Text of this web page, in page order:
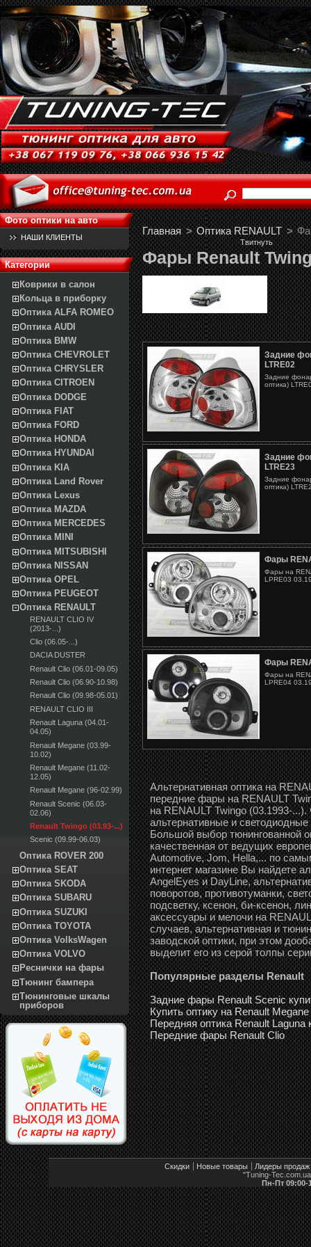
Фото оптики на авто
НАШИ КЛИЕНТЫ
Категории
Коврики в салон
Кольца в приборку
Оптика ALFA ROMEO
Оптика AUDI
Оптика BMW
Оптика CHEVROLET
Оптика CHRYSLER
Оптика CITROEN
Оптика DODGE
Оптика FIAT
Оптика FORD
Оптика HONDA
Оптика HYUNDAI
Оптика KIA
Оптика Land Rover
Оптика Lexus
Оптика MAZDA
Оптика MERCEDES
Оптика MINI
Оптика MITSUBISHI
Оптика NISSAN
Оптика OPEL
Оптика PEUGEOT
Оптика RENAULT
RENAULT CLIO IV
(2013-...)
Clio (06.05-...)
DACIA DUSTER
Renault Clio (06.01-09.05)
Renault Clio (06.90-10.98)
Renault Clio (09.98-05.01)
RENAULT CLIO III
Renault Laguna (04.01-
04.05)
Renault Megane (03.99-
10.02)
Renault Megane (11.02-
12.05)
Renault Megane (96-02.99)
Renault Scenic (06.03-
02.06)
Renault Twingo (03.93-...)
Scenic (09.99-06.03)
Оптика ROVER 200
Оптика SEAT
Оптика SKODA
Оптика SUBARU
Оптика SUZUKI
Оптика TOYOTA
Оптика VolksWagen
Оптика VOLVO
Реснички на фары
Тюнинг бампера
Тюнинговые шкалы
приборов
Главная > Оптика RENAULT >
Твитнуть
Фары Renault
Задние
LTRE02
Задние
оптика)
Задние
LTRE23
Задние
оптика)
Фары
Фары на
LPRE03
Фары
Фары на
LPRE04
Альтернативная оптика на
передние фары на RENAULT
на RENAULT Twingo (03.1993-
альтернативные и
Большой выбор тюнингованной
качественная от ведущих
Automotive, Jom, Hella,... по
интернет магазине Вы найдете
AngelEyes и DayLine,
поворотов, противотуманки,
подсветку, ксенон, би-ксенон,
аксессуары и мелочи на
случаев, альтернативная и
заводской оптики, при этом
выделит его из серой толпы
Популярные разделы Renault
Задние фары Renault Scenic
Купить оптику на Renault Megane
Передняя оптика Renault Laguna
Передние фары Renault Clio
Скидки Новые товары
Лидеры продаж
"Tuning-
Пн-Пт 09:00-